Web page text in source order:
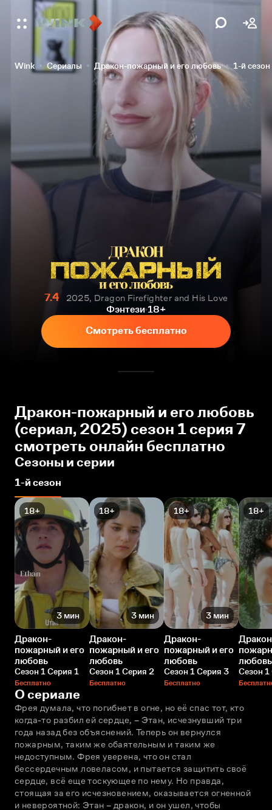
Wink Сериалы Дракон-пожарный и его любовь 1-й сезон
7.4
2025, Dragon Firefighter and His Love
Фэнтези 18+
Смотреть бесплатно
Дракон-пожарный и его любовь
(сериал, 2025) сезон 1 серия 7
смотреть онлайн бесплатно
Сезоны и серии
1-й сезон
18+
3 мин
Дракон-
пожарный и его
любовь
Сезон 1 Серия 1
Бесплатно
18+
3 мин
Дракон-
пожарный и его
любовь
Сезон 1 Серия 2
Бесплатно
18+
3 мин
Дракон-
пожарный и его
любовь
Сезон 1 Серия 3
Бесплатно
18+
любовь
Сезон
О сериале
Фрея думала, что погибнет в огне, но её спас тот, кто
когда-то разбил ей сердце, – Этан, исчезнувший три
года назад без объяснений. Теперь он вернулся
пожарным, таким же обаятельным и таким же
недоступным. Фрея уверена, что он стал
бессердечным ловеласом, и пытается защитить своё
сердце, всё еще тоскующее по нему. Но правда,
стоящая за его исчезновением, оказывается огненной
и невероятной: Этан – дракон, и он ушел, чтобы